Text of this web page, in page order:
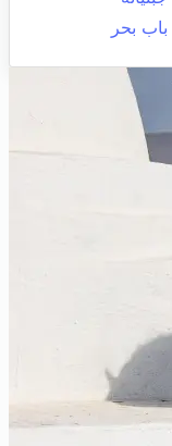
باب بحر